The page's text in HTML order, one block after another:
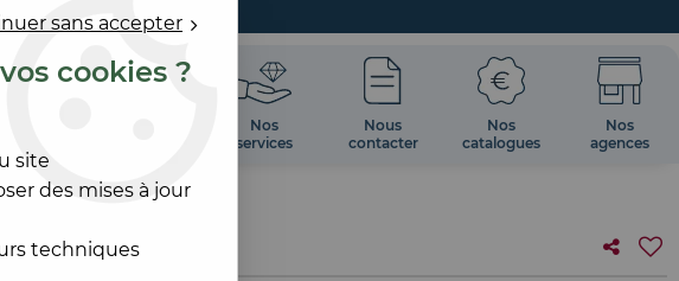
Nos
services
Nous
contacter
Nos
catalogues
Nos
agences
sans accepter
cookies ?
site
des mises à jour
techniques